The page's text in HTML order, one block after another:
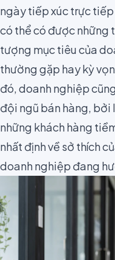
ngày tiếp xúc trực tiếp
có thể có được những
tượng mục tiêu của
thường gặp hay kỳ
đó, doanh nghiệp
đội ngũ bán hàng, bởi
những khách hàng
nhất định về sở thích
doanh nghiệp đang